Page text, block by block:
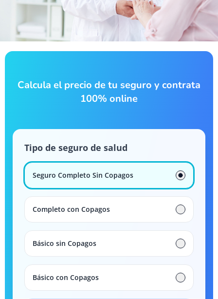
Calcula el precio de tu seguro y contrata
100% online
Tipo de seguro de salud
Seguro Completo Sin Copagos
Completo con Copagos
Básico sin Copagos
Básico con Copagos